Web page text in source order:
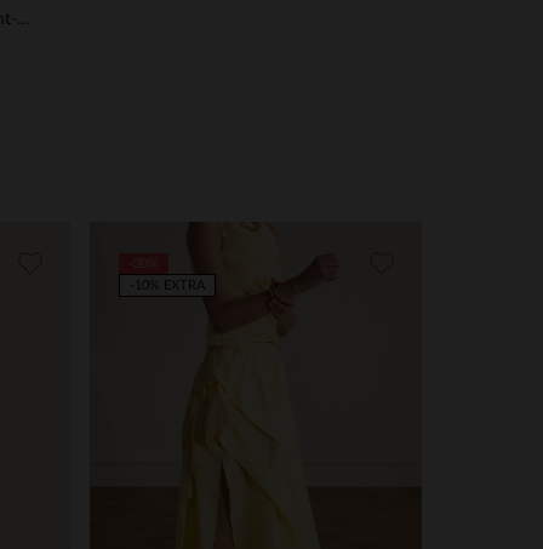
Goldfarbene Slingbacks in Flecht-Optik
-10% EXTRA